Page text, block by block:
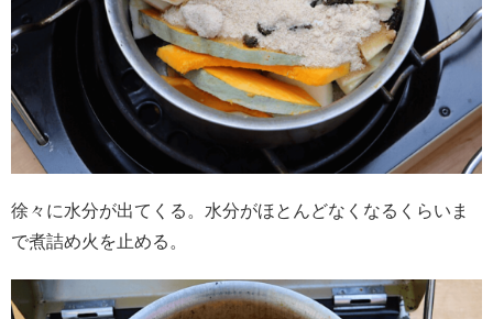
徐々に水分が出てくる。水分がほとんどなくなるくらいま
で煮詰め火を止める。